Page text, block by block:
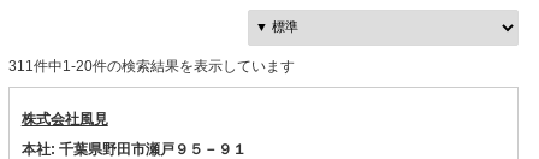
との取り扱い品目情報を無料で閲覧できます。
311件中1-20件の検索結果を表示しています
株式会社風見
本社: 千葉県野田市瀬戸９５－９１